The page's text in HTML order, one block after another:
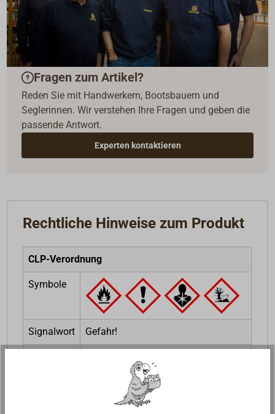
Fragen zum Artikel?
Reden Sie mit Handwerkern, Bootsbauern und
Seglerinnen. Wir verstehen Ihre Fragen und geben die
passende Antwort.
Experten kontaktieren
Rechtliche Hinweise zum Produkt
CLP-Verordnung
Symbole
Signalwort Gefahr!
P101, P102, P103, P210, P233, P243,
P260, P271, P273, P280, P301+P310,
P303+P361+P353, P331, P312,